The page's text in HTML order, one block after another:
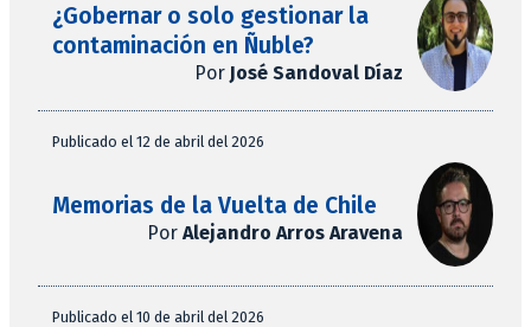
¿Gobernar o solo gestionar la
contaminación en Ñuble?
Por José Sandoval Díaz
Publicado el 12 de abril del 2026
Memorias de la Vuelta de Chile
Por Alejandro Arros Aravena
Publicado el 10 de abril del 2026